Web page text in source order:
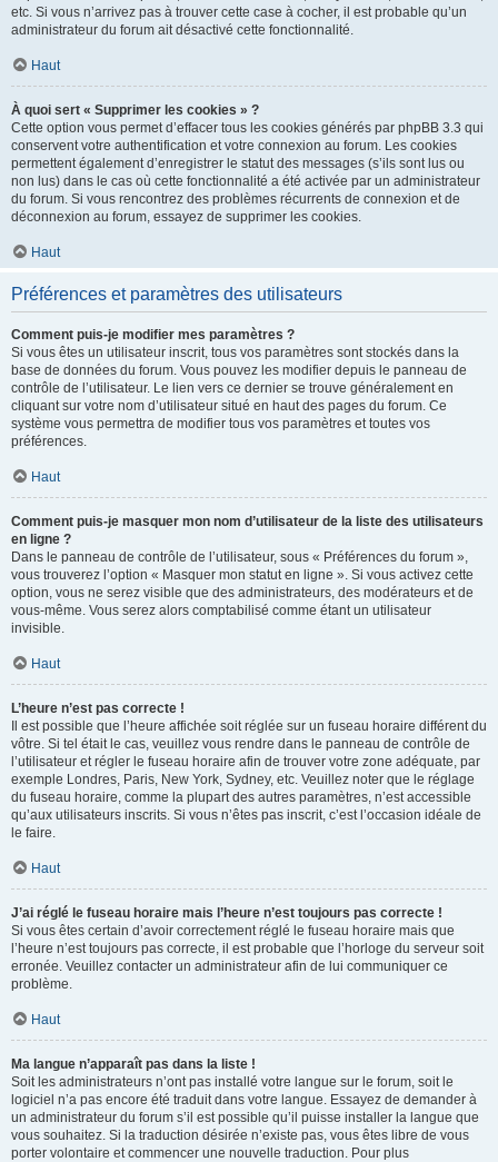
etc. Si vous n’arrivez pas à trouver cette case à cocher, il est probable qu’un
administrateur du forum ait désactivé cette fonctionnalité.
Haut
À quoi sert « Supprimer les cookies » ?
Cette option vous permet d’effacer tous les cookies générés par phpBB 3.3 qui
conservent votre authentification et votre connexion au forum. Les cookies
permettent également d’enregistrer le statut des messages (s’ils sont lus ou
non lus) dans le cas où cette fonctionnalité a été activée par un administrateur
du forum. Si vous rencontrez des problèmes récurrents de connexion et de
déconnexion au forum, essayez de supprimer les cookies.
Haut
Préférences et paramètres des utilisateurs
Comment puis-je modifier mes paramètres ?
Si vous êtes un utilisateur inscrit, tous vos paramètres sont stockés dans la
base de données du forum. Vous pouvez les modifier depuis le panneau de
contrôle de l’utilisateur. Le lien vers ce dernier se trouve généralement en
cliquant sur votre nom d’utilisateur situé en haut des pages du forum. Ce
système vous permettra de modifier tous vos paramètres et toutes vos
préférences.
Haut
Comment puis-je masquer mon nom d’utilisateur de la liste des utilisateurs
en ligne ?
Dans le panneau de contrôle de l’utilisateur, sous « Préférences du forum »,
vous trouverez l’option « Masquer mon statut en ligne ». Si vous activez cette
option, vous ne serez visible que des administrateurs, des modérateurs et de
vous-même. Vous serez alors comptabilisé comme étant un utilisateur
invisible.
Haut
L’heure n’est pas correcte !
Il est possible que l’heure affichée soit réglée sur un fuseau horaire différent du
vôtre. Si tel était le cas, veuillez vous rendre dans le panneau de contrôle de
l’utilisateur et régler le fuseau horaire afin de trouver votre zone adéquate, par
exemple Londres, Paris, New York, Sydney, etc. Veuillez noter que le réglage
du fuseau horaire, comme la plupart des autres paramètres, n’est accessible
qu’aux utilisateurs inscrits. Si vous n’êtes pas inscrit, c’est l’occasion idéale de
le faire.
Haut
J’ai réglé le fuseau horaire mais l’heure n’est toujours pas correcte !
Si vous êtes certain d’avoir correctement réglé le fuseau horaire mais que
l’heure n’est toujours pas correcte, il est probable que l’horloge du serveur soit
erronée. Veuillez contacter un administrateur afin de lui communiquer ce
problème.
Haut
Ma langue n’apparaît pas dans la liste !
Soit les administrateurs n’ont pas installé votre langue sur le forum, soit le
logiciel n’a pas encore été traduit dans votre langue. Essayez de demander à
un administrateur du forum s’il est possible qu’il puisse installer la langue que
vous souhaitez. Si la traduction désirée n’existe pas, vous êtes libre de vous
porter volontaire et commencer une nouvelle traduction. Pour plus